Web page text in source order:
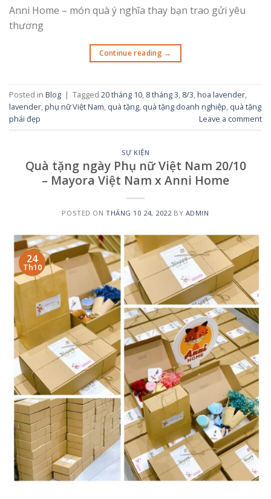
Anni Home – món quà ý nghĩa thay bạn trao gửi yêu
thương
Continue reading →
Posted in Blog | Tagged 20 tháng 10, 8 tháng 3, 8/3,hoa lavender,
lavender,phụ nữ Việt Nam, quà tặng, quà tặng doanh nghiệp, quà tặng
phái đẹp
Leave a comment
SỰ KIỆN
Quà tặng ngày Phụ nữ Việt Nam 20/10
– Mayora Việt Nam x Anni Home
POSTED ON THÁNG 10 24, 2022BY ADMIN
24
Th10